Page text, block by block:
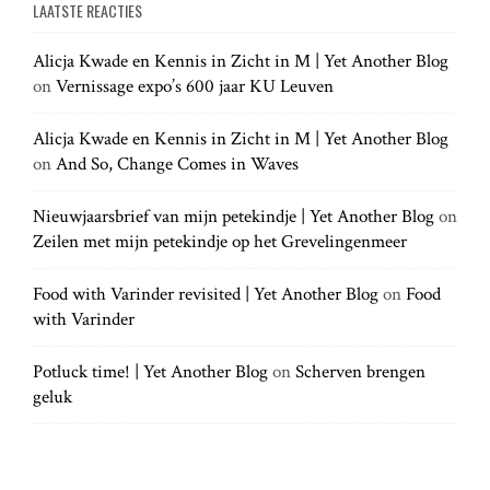
r
h
f
r
:
h
LAATSTE REACTIES
Alicja Kwade en Kennis in Zicht in M | Yet Another Blog
onVernissage expo’s 600 jaar KU Leuven
Alicja Kwade en Kennis in Zicht in M | Yet Another Blog
onAnd So, Change Comes in Waves
Nieuwjaarsbrief van mijn petekindje | Yet Another Blogon
Zeilen met mijn petekindje op het Grevelingenmeer
Food with Varinder revisited | Yet Another BlogonFood
with Varinder
Potluck time! | Yet Another BlogonScherven brengen
geluk